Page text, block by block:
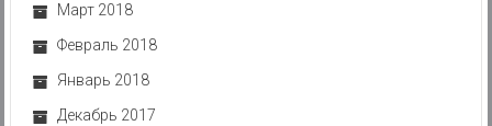
Март 2018
Февраль 2018
Январь 2018
Декабрь 2017